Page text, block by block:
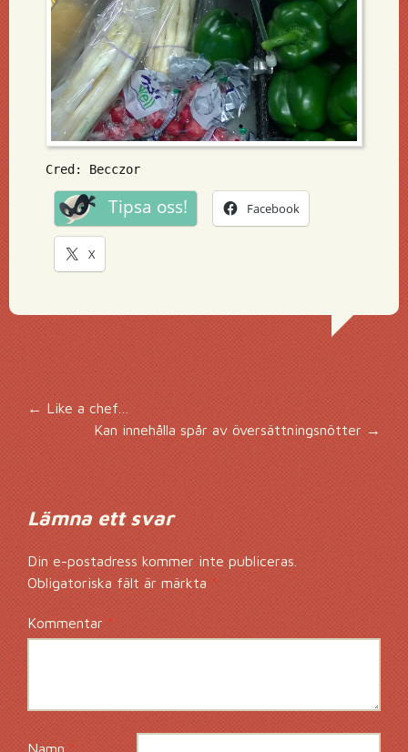
Cred: Becczor
Tipsa oss! Facebook
X
Inläggsnavigering
←Like a chef…
Kan innehålla spår av översättningsnötter →
Lämna ett svar
Din e-postadress kommer inte publiceras.
Obligatoriska fält är märkta*
Kommentar*
Namn*